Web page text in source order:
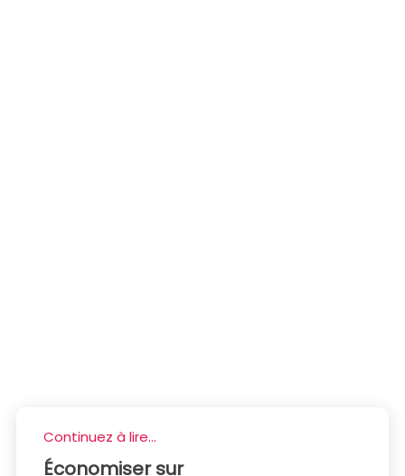
Continuez à lire...
Économiser sur